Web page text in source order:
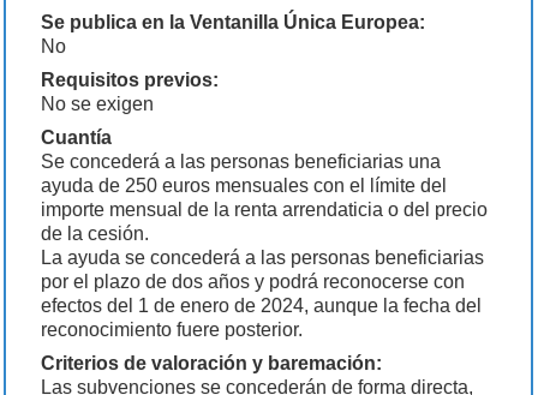
Se publica en la Ventanilla Única Europea:
No
Requisitos previos:
No se exigen
Cuantía
Se concederá a las personas beneficiarias una
ayuda de 250 euros mensuales con el límite del
importe mensual de la renta arrendaticia o del precio
de la cesión.
La ayuda se concederá a las personas beneficiarias
por el plazo de dos años y podrá reconocerse con
efectos del 1 de enero de 2024, aunque la fecha del
reconocimiento fuere posterior.
Criterios de valoración y baremación:
Las subvenciones se concederán de forma directa,